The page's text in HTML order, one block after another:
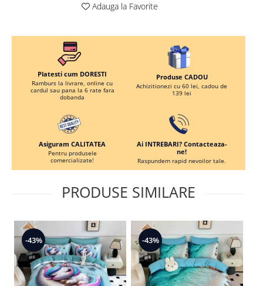
Lenjerii De Pat, Imprimeu 3D, 1
Adauga la Favorite
Platesti cum DORESTI
Ramburs la livrare, online cu
cardul sau pana la 6 rate fara
dobanda
Produse CADOU
Achizitionezi cu 60 lei, cadou de
139 lei
Asiguram CALITATEA
Pentru produsele
comercializate!
Ai INTREBARI? Contacteaza-
ne!
Raspundem rapid nevoilor tale.
PRODUSE SIMILARE
-43% -43%